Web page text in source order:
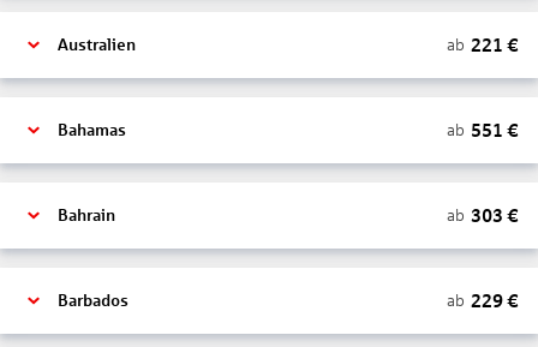
Australien ab 221 €
Bahamas ab 551 €
Bahrain ab 303 €
Barbados ab 229€